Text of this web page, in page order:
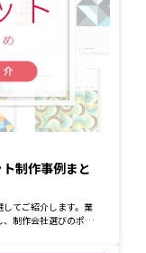
制作事例まと
てご紹介します。業
制作会社選びのポイ